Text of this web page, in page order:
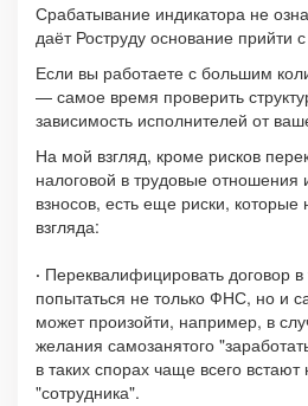
Срабатывание индикатора не
даёт Роструду основание прийти
Если вы работаете с большим
— самое время проверить
зависимость исполнителей от
На мой взгляд, кроме рисков
налоговой в трудовые
взносов, есть еще риски,
взгляда:
· Переквалифицировать договор
попытаться не только ФНС, но и
может произойти, например, в
желания самозанятого
в таких спорах чаще всего встают
"сотрудника".